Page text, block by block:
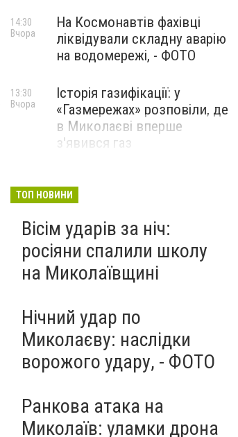
На Космонавтів фахівці
ліквідували складну аварію
на водомережі, - ФОТО
14:30
Вчора
Історія газифікації: у
«Газмережах» розповіли, де
в Миколаєві вперше
з'явився газ
13:30
Вчора
Миколаєві 2026: шукаємо
перезавантаження
ПАРТНЕРСЬКИЙ СПЕЦПРОЄКТ
Вчора
ТОП НОВИНИ
Вісім ударів за ніч:
росіяни спалили школу
на Миколаївщині
Нічний удар по
Миколаєву: наслідки
ворожого удару, - ФОТО
Ранкова атака на
Миколаїв: уламки дрона